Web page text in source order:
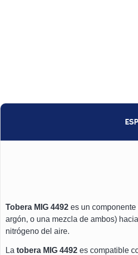
Tobera MIG 4492 es un
argón, o una mezcla de ambos)
nitrógeno del aire.
La tobera MIG 4492 es compatible